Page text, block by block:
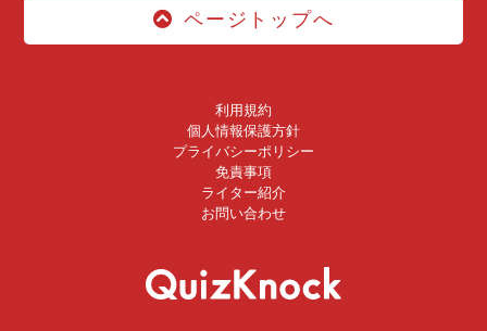
ページトップへ
利用規約
個人情報保護方針
プライバシーポリシー
免責事項
ライター紹介
お問い合わせ